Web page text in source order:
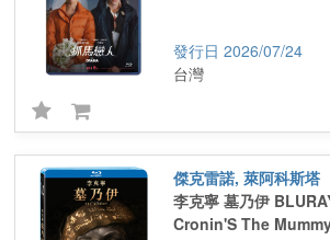
飾演）在咖啡廳被專注讀書的艾瑪（千黛亞 飾
演）深深吸引。心慌意亂的他，鼓起勇氣上前
話，這場笨拙又可愛的邂逅，牽起了兩人的緣
分。在那些共享心動瞬間的日子裡，他們深信
此就是生命中「對的人」，並決定攜手步入婚
姻。然而，在婚禮籌備期間，一場好友聚會中
「坦白遊戲」，卻徹底改變了一切。當艾瑪坦
她不為人知的過往，兩人的愛情與周遭關係開
出現裂痕——如今，查理還能對眼前的愛人說
那句「我願意」嗎？導演：Kristoffer Borgli 克
2026/07/24
台灣
傑克雷諾, 萊阿科斯塔
李克寧 墓乃伊
Cronin'S The